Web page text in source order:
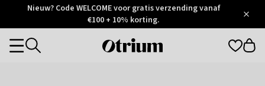
Otrium
Trustpilot
Nieuw? Code WELCOME voor gratis verzending vanaf
€100 + 10% korting.
Otrium
Categories